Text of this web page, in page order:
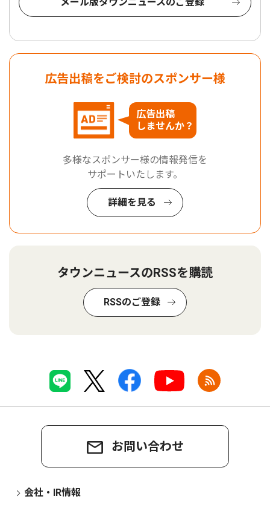
広告出稿をご検討のスポンサー様
広告出稿
しませんか？
多様なスポンサー様の情報発信を
サポートいたします。
詳細を見る
タウンニュースのRSSを購読
RSSのご登録
お問い合わせ
会社・IR情報